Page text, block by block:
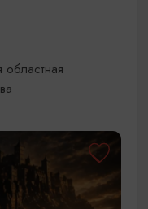
областная